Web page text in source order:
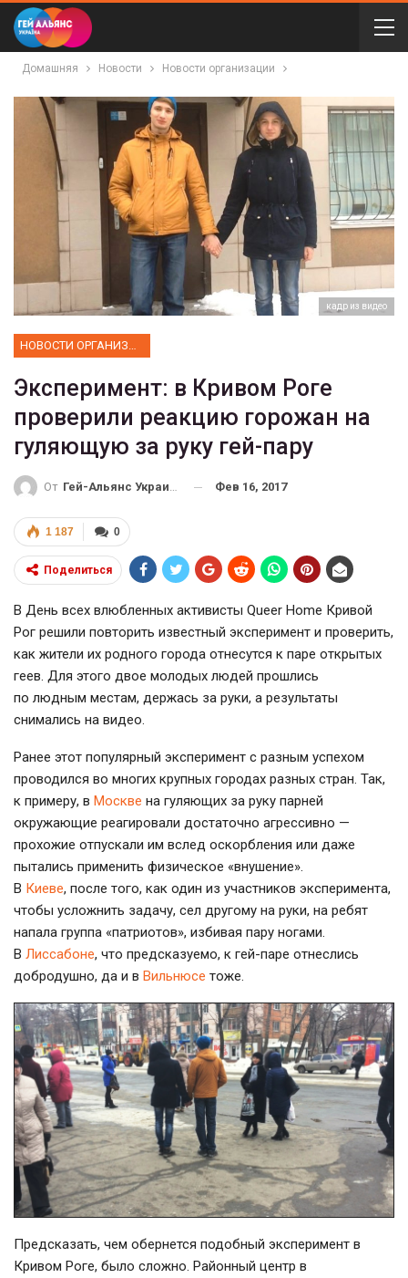
Домашняя Новости Новости организации
кадр из видео
Эксперимент: в Кривом Роге
проверили реакцию горожан на
гуляющую за руку гей-пару
От Гей-Альянс Украина Фев 16, 2017
0
1 187
Поделиться
В День всех влюбленных активисты Queer Home Кривой
Рог решили повторить известный эксперимент и проверить,
как жители их родного города отнесутся к паре открытых
геев. Для этого двое молодых людей прошлись
по людным местам, держась за руки, а результаты
снимались на видео.
Ранее этот популярный эксперимент с разным успехом
проводился во многих крупных городах разных стран. Так,
к примеру, в Москве на гуляющих за руку парней
окружающие реагировали достаточно агрессивно —
прохожие отпускали им вслед оскорбления или даже
пытались применить физическое «внушение».
В Киеве, после того, как один из участников эксперимента,
чтобы усложнить задачу, сел другому на руки, на ребят
напала группа «патриотов», избивая пару ногами.
В Лиссабоне, что предсказуемо, к гей-паре отнеслись
добродушно, да и в Вильнюсе тоже.
Предсказать, чем обернется подобный эксперимент в
Кривом Роге, было сложно. Районный центр в